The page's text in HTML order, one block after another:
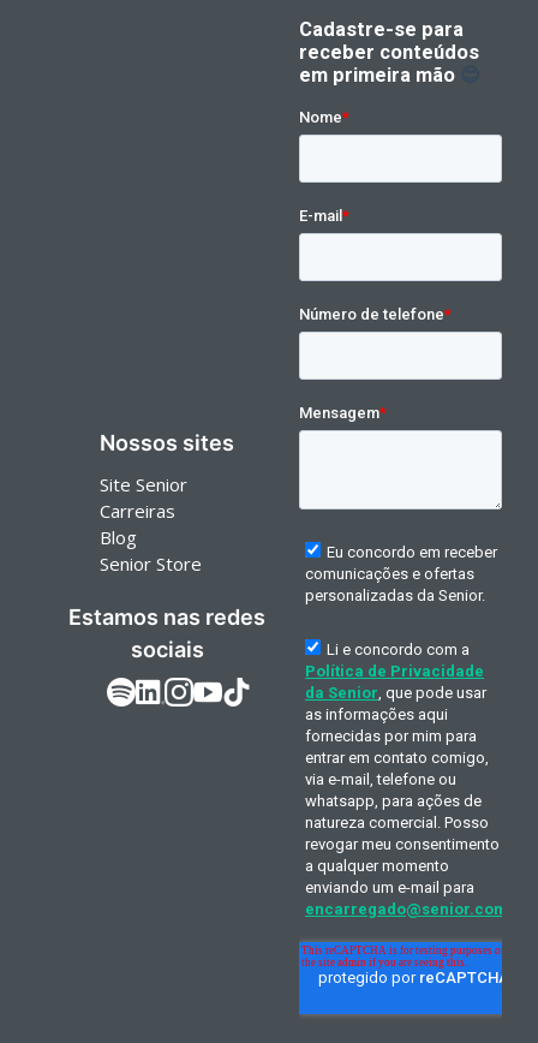
Nossos sites
Site Senior
Carreiras
Blog
Senior Store
Estamos nas redes
sociais